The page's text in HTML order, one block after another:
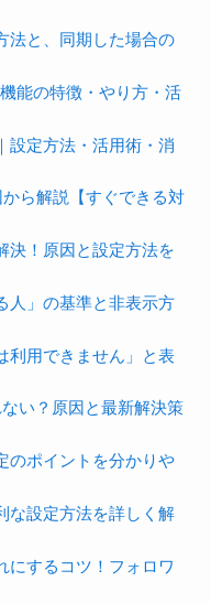
法と、同期した場合の
能の特徴・やり方・活
設定方法・活用術・消
ら解説【すぐできる対
決！原因と設定方法を
人」の基準と非表示方
利用できません」と表
い？原因と最新解決策
のポイントを分かりや
な設定方法を詳しく解
にするコツ！フォロワ